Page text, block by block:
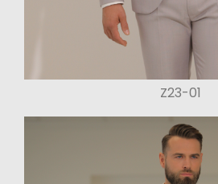
Z23-01